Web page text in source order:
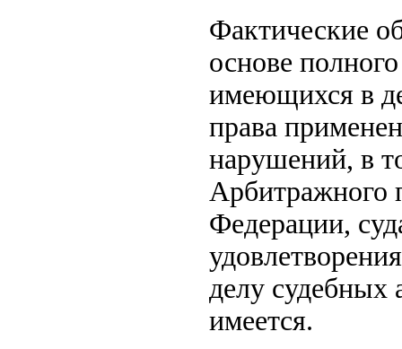
Фактические
основе
имеющихся в
права
нарушений, в
Арбитражного
Федерации,
делу судебных
имеется.